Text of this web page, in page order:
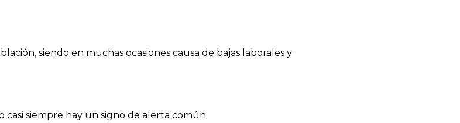
siendo en muchas ocasiones causa de bajas laborales y
siempre hay un signo de alerta común: